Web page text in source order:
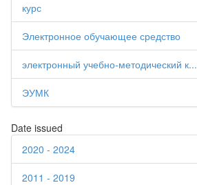
курс
Электронное обучающее средство
электронный учебно-методический к...
ЭУМК
Date issued
2020 - 2024
2011 - 2019